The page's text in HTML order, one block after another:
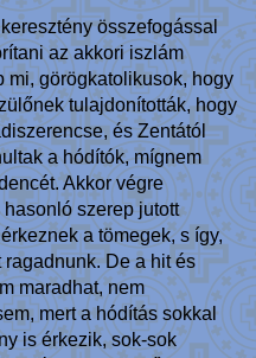
összefogással
az akkori iszlám
mi, görögkatolikusok, hogy
tulajdonították, hogy
és Zentától
a hódítók, mígnem
Akkor végre
szerep jutott
a tömegek, s így,
De a hit és
maradhat, nem
mert a hódítás sokkal
is érkezik, sok-sok